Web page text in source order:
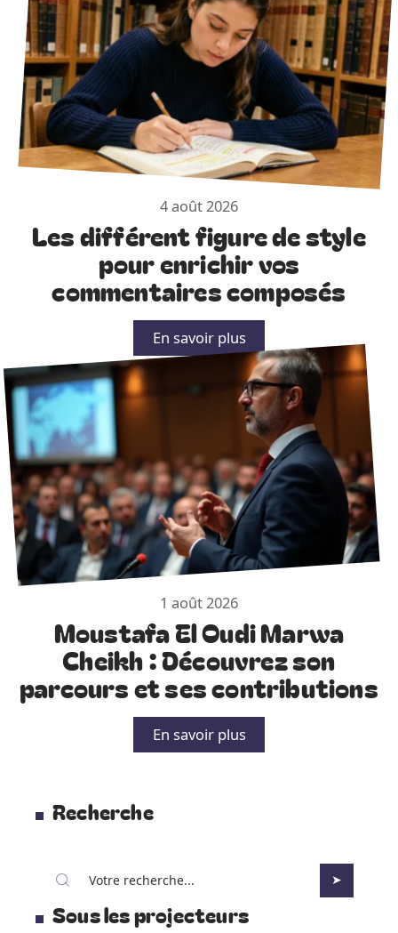
4 août 2026
Les différent figure de style
pour enrichir vos
commentaires composés
En savoir plus
1 août 2026
Moustafa El Oudi Marwa
Cheikh : Découvrez son
parcours et ses contributions
En savoir plus
Recherche
Sous les projecteurs